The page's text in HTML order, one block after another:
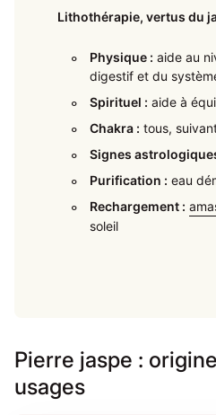
Lithothérapie, vertus du
Physique : aide au
digestif et du
Spirituel : aide à
Chakra : tous,
Signes
Purification : eau
Rechargement :
soleil
Pierre jaspe :
usages